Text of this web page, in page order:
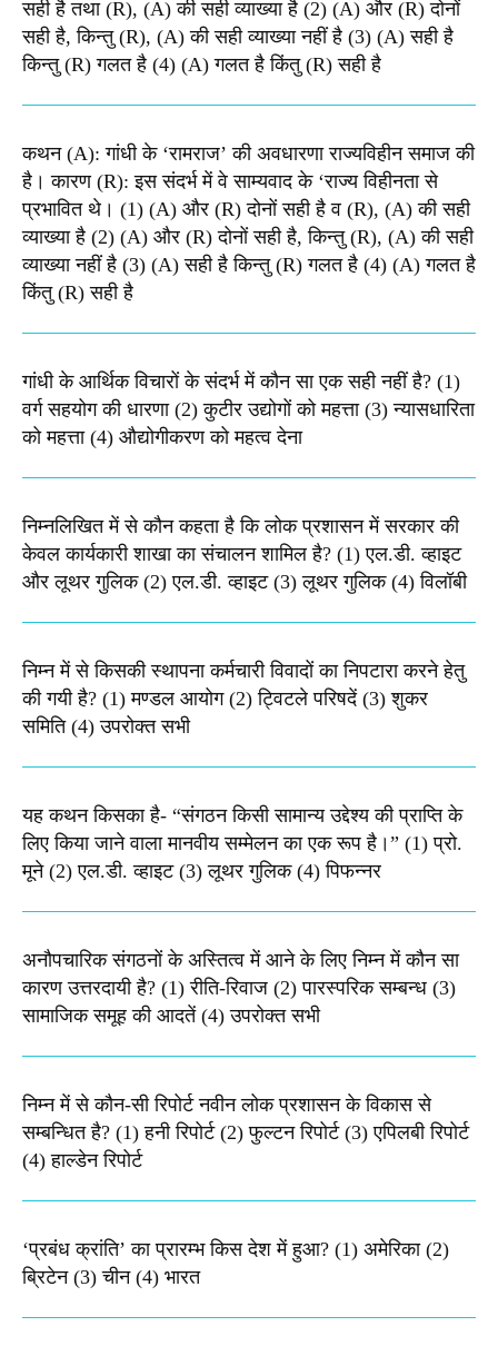
सही है तथा (R), (A) की सही व्याख्या है (2) (A) और (R) दोनों
सही है, किन्तु (R), (A) की सही व्याख्या नहीं है (3) (A) सही है
किन्तु (R) गलत है (4) (A) गलत है किंतु (R) सही है
कथन (A): गांधी के ‘रामराज’ की अवधारणा राज्यविहीन समाज की
है। कारण (R): इस संदर्भ में वे साम्यवाद के ‘राज्य विहीनता से
प्रभावित थे। (1) (A) और (R) दोनों सही है व (R), (A) की सही
व्याख्या है (2) (A) और (R) दोनों सही है, किन्तु (R), (A) की सही
व्याख्या नहीं है (3) (A) सही है किन्तु (R) गलत है (4) (A) गलत है
किंतु (R) सही है
गांधी के आर्थिक विचारों के संदर्भ में कौन सा एक सही नहीं है? (1)
वर्ग सहयोग की धारणा (2) कुटीर उद्योगों को महत्ता (3) न्यासधारिता
को महत्ता (4) औद्योगीकरण को महत्व देना
निम्नलिखित में से कौन कहता है कि लोक प्रशासन में सरकार की
केवल कार्यकारी शाखा का संचालन शामिल है? (1) एल.डी. व्हाइट
और लूथर गुलिक (2) एल.डी. व्हाइट (3) लूथर गुलिक (4) विलॉबी
निम्न में से किसकी स्थापना कर्मचारी विवादों का निपटारा करने हेतु
की गयी है? (1) मण्डल आयोग (2) ट्विटले परिषदें (3) शुकर
समिति (4) उपरोक्त सभी
यह कथन किसका है- “संगठन किसी सामान्य उद्देश्य की प्राप्ति के
लिए किया जाने वाला मानवीय सम्मेलन का एक रूप है।” (1) प्रो.
मूने (2) एल.डी. व्हाइट (3) लूथर गुलिक (4) पिफन्नर
अनौपचारिक संगठनों के अस्तित्व में आने के लिए निम्न में कौन सा
कारण उत्तरदायी है? (1) रीति-रिवाज (2) पारस्परिक सम्बन्ध (3)
सामाजिक समूह की आदतें (4) उपरोक्त सभी
निम्न में से कौन-सी रिपोर्ट नवीन लोक प्रशासन के विकास से
सम्बन्धित है? (1) हनी रिपोर्ट (2) फुल्टन रिपोर्ट (3) एपिलबी रिपोर्ट
(4) हाल्डेन रिपोर्ट
‘प्रबंध क्रांति’ का प्रारम्भ किस देश में हुआ? (1) अमेरिका (2)
ब्रिटेन (3) चीन (4) भारत